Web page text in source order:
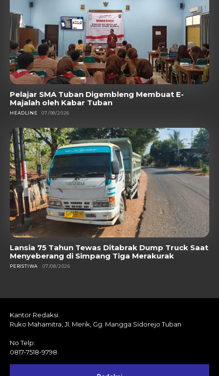
Pelajar SMA Tuban Digembleng Membuat E-
Majalah oleh Kabar Tuban
HEADLINE 07/08/2026
Lansia 75 Tahun Tewas Ditabrak Dump Truck Saat
Menyeberang di Simpang Tiga Merakurak
PERISTIWA 07/08/2026
Kantor Redaksi:
Ruko Mahamitra, Jl. Merik, Gg. Mangga Sidorejo Tuban
No Telp:
0817-7518-9798